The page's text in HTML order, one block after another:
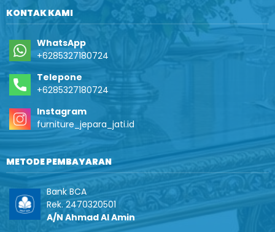
KONTAK KAMI
WhatsApp
+6285327180724
Telepone
+6285327180724
Instagram
furniture_jepara_jati.id
METODE PEMBAYARAN
Bank BCA
Rek. 2470320501
A/N Ahmad Al Amin